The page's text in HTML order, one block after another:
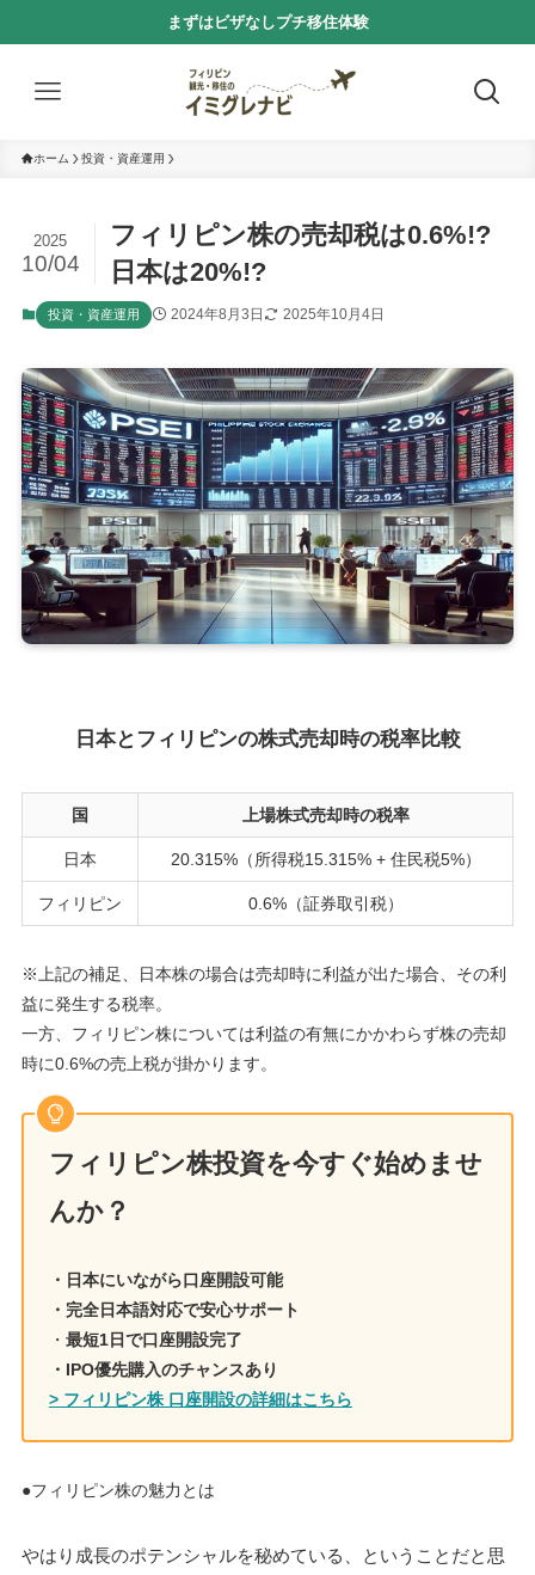
まずはビザなしプチ移住体験
ホーム 投資・資産運用
フィリピン株の売却税は0.6%!?
日本は20%!?
2025
10/04
投資・資産運用 2024年8月3日 2025年10月4日
日本とフィリピンの株式売却時の税率比較
国 上場株式売却時の税率
日本 20.315%（所得税15.315% + 住民税5%）
フィリピン 0.6%（証券取引税）
※上記の補足、日本株の場合は売却時に利益が出た場合、その利
益に発生する税率。
一方、フィリピン株については利益の有無にかかわらず株の売却
時に0.6%の売上税が掛かります。
フィリピン株投資を今すぐ始めませ
んか？
・日本にいながら口座開設可能
・完全日本語対応で安心サポート
・ 最短1日で口座開設完了
・IPO優先購入のチャンスあり
> フィリピン株 口座開設の詳細はこちら
●フィリピン株の魅力とは
やはり成長のポテンシャルを秘めている、ということだと思